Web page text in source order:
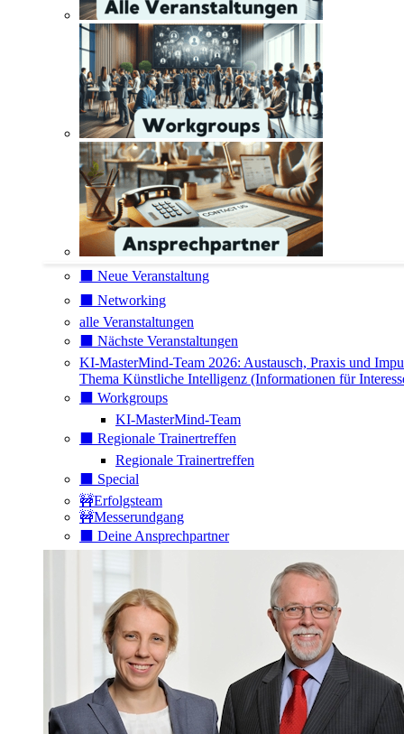
⬛️ Neue Veranstaltung
⬛️ Networking
alle Veranstaltungen
⬛️ Nächste Veranstaltungen
KI-MasterMind-Team 2026: Austausch, Praxis und
Thema Künstliche Intelligenz (Informationen für
⬛️ Workgroups
KI-MasterMind-Team
⬛️ Regionale Trainertreffen
Regionale Trainertreffen
⬛️ Special
🚧Erfolgsteam
🚧Messerundgang
⬛️ Deine Ansprechpartner